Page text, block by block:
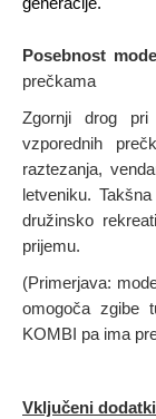
Posebnost
prečkama
Zgornji drog
vzporednih
raztezanja,
letveniku.
družinsko
prijemu.
(Primerjava:
omogoča zgibe
KOMBI pa ima
Vključeni